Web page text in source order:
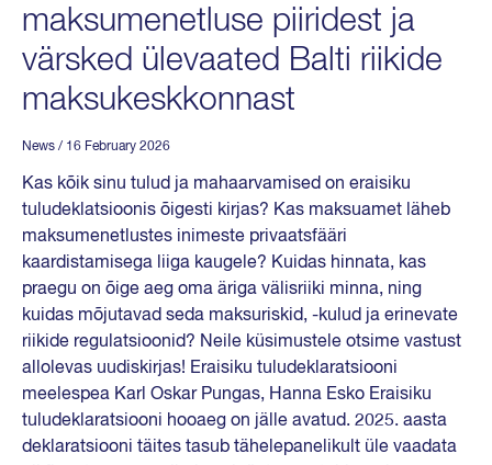
maksumenetluse piiridest ja
värsked ülevaated Balti riikide
maksukeskkonnast
News / 16 February 2026
Kas kõik sinu tulud ja mahaarvamised on eraisiku
tuludeklatsioonis õigesti kirjas? Kas maksuamet läheb
maksumenetlustes inimeste privaatsfääri
kaardistamisega liiga kaugele? Kuidas hinnata, kas
praegu on õige aeg oma äriga välisriiki minna, ning
kuidas mõjutavad seda maksuriskid, -kulud ja erinevate
riikide regulatsioonid? Neile küsimustele otsime vastust
allolevas uudiskirjas! Eraisiku tuludeklaratsiooni
meelespea Karl Oskar Pungas, Hanna Esko Eraisiku
tuludeklaratsiooni hooaeg on jälle avatud. 2025. aasta
deklaratsiooni täites tasub tähelepanelikult üle vaadata